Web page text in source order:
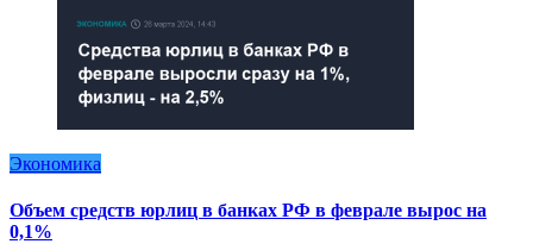
Экономика
Объем средств юрлиц в банках РФ в феврале вырос на
0,1%